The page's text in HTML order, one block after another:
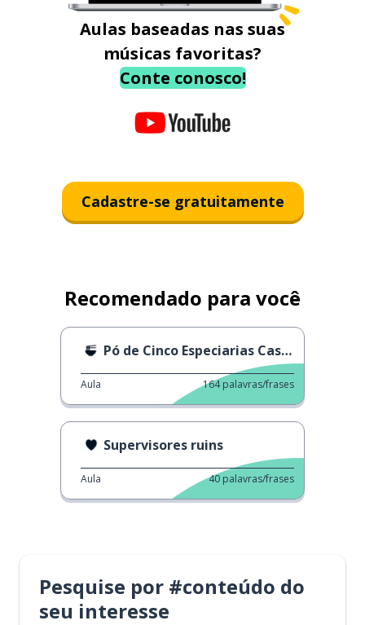
Aulas baseadas nas suas
músicas favoritas?
Conte conosco!
Cadastre-se gratuitamente
Recomendado para você
Pó de Cinco Especiarias Caseiro
Aula 164 palavras/frases
Supervisores ruins
Aula 40 palavras/frases
Pesquise por #conteúdo do
seu interesse